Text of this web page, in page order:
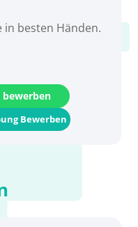
in besten Händen.
Bewerben
bewerben